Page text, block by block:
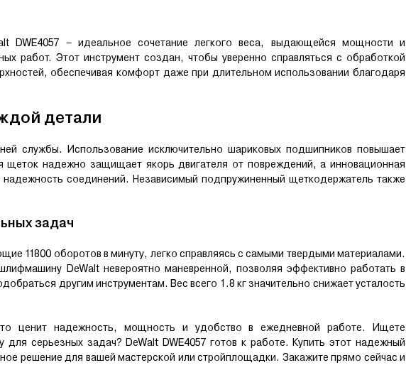
DWE4057 – идеальное сочетание легкого веса, выдающейся мощности и
работ. Этот инструмент создан, чтобы уверенно справляться с обработкой
обеспечивая комфорт даже при длительном использовании благодаря
детали
службы. Использование исключительно шариковых подшипников повышает
надежно защищает якорь двигателя от повреждений, а инновационная
надежность соединений. Независимый подпружиненный щеткодержатель также
задач
11800 оборотов в минуту, легко справляясь с самыми твердыми материалами.
DeWalt невероятно маневренной, позволяя эффективно работать в
другим инструментам. Вес всего 1.8 кг значительно снижает усталость
ценит надежность, мощность и удобство в ежедневной работе. Ищете
серьезных задач? DeWalt DWE4057 готов к работе. Купить этот надежный
решение для вашей мастерской или стройплощадки. Закажите прямо сейчас и